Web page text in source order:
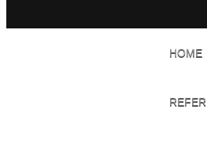
HOME